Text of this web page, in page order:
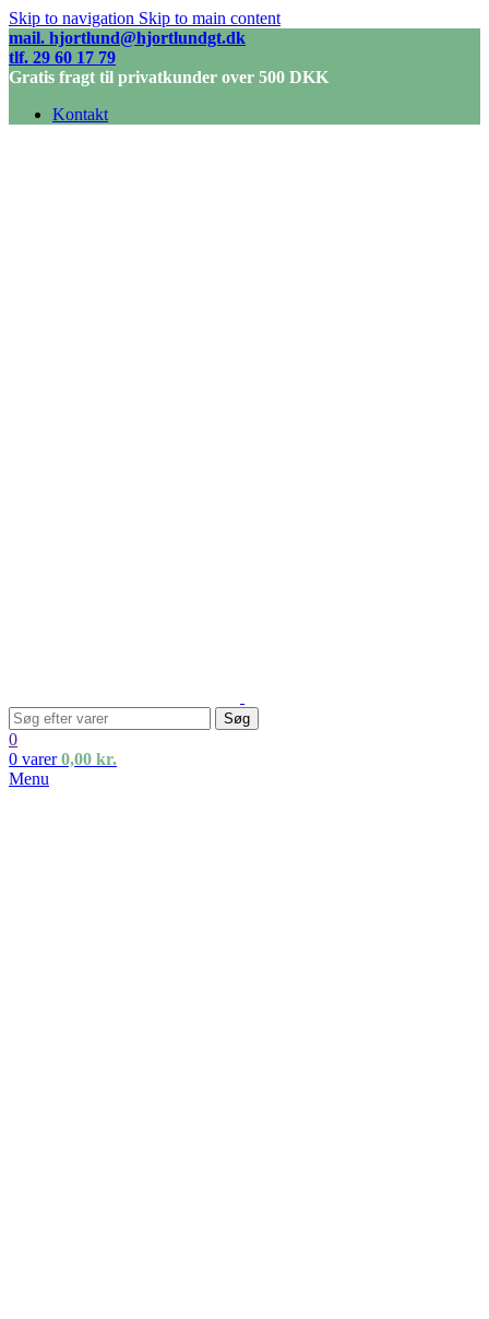
Skip to navigation Skip to main content
mail. hjortlund@hjortlundgt.dk
tlf. 29 60 17 79
Gratis fragt til privatkunder over 500 DKK
Kontakt
Søg
0
0 varer 0,00 kr.
Menu